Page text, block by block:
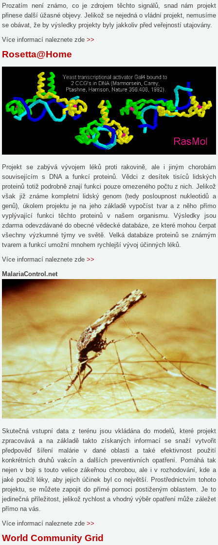
Prozatím není známo, co je zdrojem těchto signálů, snad nám projekt
přinese další úžasné objevy. Jelikož se nejedná o vládní projekt, nemusíme
se obávat, že by výsledky projekty byly jakkoliv před veřejností utajovány.
Více informací naleznete zde >>
Rosetta@Home
Projekt se zabývá vývojem léků proti rakovině, ale i jiným chorobám
souvisejícím s DNA a funkcí proteinů. Vědci z desítek tisíců lidských
proteinů totiž podrobně znají funkci pouze omezeného počtu z nich. Jelikož
však již známe kompletní lidský genom (tedy posloupnost nukleotidů a
genů), úkolem projektu je na jeho základě vypočíst tvar a z něho přímo
vyplývající funkci těchto proteinů v našem organismu. Výsledky jsou
zdarma odevzdávané do obecné vědecké databáze, ze které mohou čerpat
všechny výzkumné týmy ve světě. Velká databáze proteinů se známým
tvarem a funkcí umožní mnohem rychlejší vývoj účinných léků.
Více informací naleznete zde >>
MalariaControl.net
Skutečná vstupní data z terénu jsou vkládána do modelů, které projekt
zpracovává a na základě takto získaných informací se snaží vytvořit
předpověď šíření malárie v dané oblasti a také efektivnost použití
konkrétních druhů vakcín a dalších preventivních opatření. Pomáhá tak
nejen v boji s touto velice zákeřnou chorobou, ale i v rozhodování, kde a
jaké použít léky, aby jejich účinek byl co největší. Prostřednictvím tohoto
projektu, se můžete zapojit do přímé pomoci postiženým oblastem. Je to
jedinečná příležitost, jelikož rychlost a vhodný výběr opatření může záležet
přímo na vás.
Více informací naleznete zde >>
World Community Grid